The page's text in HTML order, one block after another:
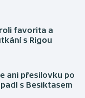
favorita a
s Rigou
ani přesilovku po
s Besiktasem